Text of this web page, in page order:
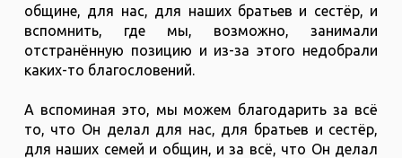
общине, для нас, для наших братьев и сестёр, и
вспомнить, где мы, возможно, занимали
отстранённую позицию и из-за этого недобрали
каких-то благословений.
А вспоминая это, мы можем благодарить за всё
то, что Он делал для нас, для братьев и сестёр,
для наших семей и общин, и за всё, что Он делал